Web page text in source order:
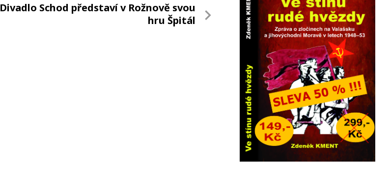
Divadlo Schod představí v Rožnově svou
hru Špitál